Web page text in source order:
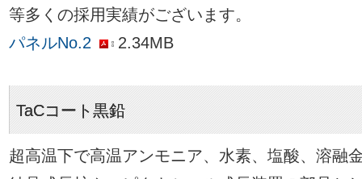
等多くの採用実績がございます。
パネルNo.2
2.34MB
TaCコート黒鉛
超高温下で高温アンモニア、水素、塩酸、溶融